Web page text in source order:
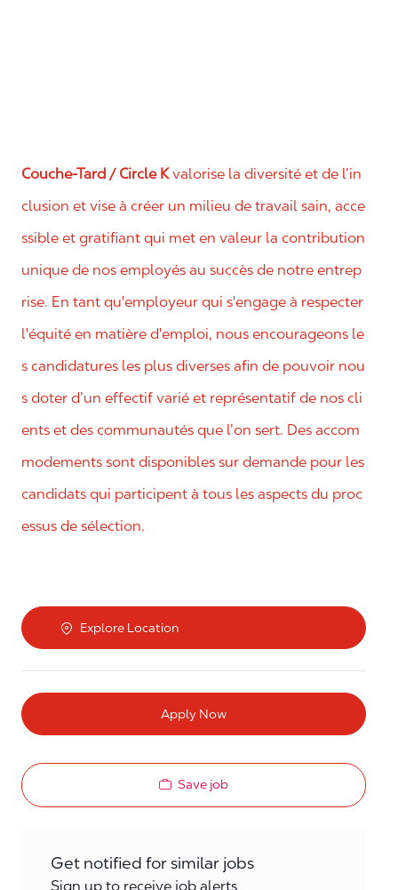
Couche-Tard / Circle Kvalorise la diversité et de l’in
clusion et vise à créer un milieu de travail sain, acce
ssible et gratifiant qui met en valeur la contribution
unique de nos employés au succès de notre entrep
rise. En tant qu'employeur qui s'engage à respecter
l'équité en matière d'emploi, nous encourageons le
s candidatures les plus diverses afin de pouvoir nou
s doter d’un effectif varié et représentatif de nos cli
ents et des communautés que l’on sert. Des accom
modements sont disponibles sur demande pour les
candidats qui participent à tous les aspects du proc
essus de sélection.
Explore Location
Apply Now
Save job
Get notified for similar jobs
Sign up to receive job alerts